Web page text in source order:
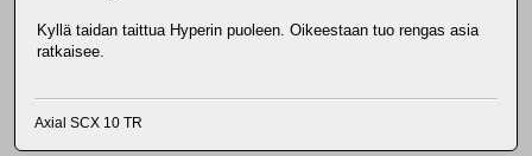
Kyllä taidan taittua Hyperin puoleen. Oikeestaan tuo rengas asia
ratkaisee.
Axial SCX 10 TR